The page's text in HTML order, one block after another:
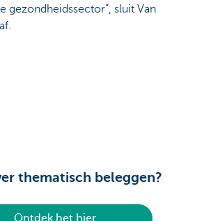
gezondheidssector”, sluit Van
thematisch beleggen?
Ontdek het hier